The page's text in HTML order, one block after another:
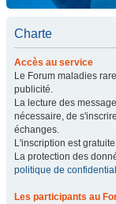
Charte
Accès au service
Le Forum maladies
publicité.
La lecture des
nécessaire, de
échanges.
L'inscription est
La protection des
politique de
Les participants au